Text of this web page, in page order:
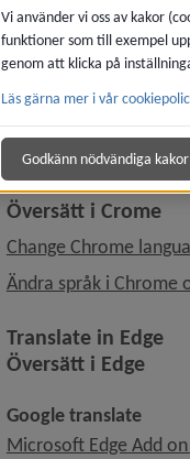
This page in Google
Instructions for
Instruktioner
Translate in Crome
Översätt i Crome
Change Chrome
Ändra språk i Chrome
Translate in Edge
Översätt i Edge
Google translate
Microsoft Edge Add
Vi använder vi oss av kakor
funktioner som till exempel
genom att klicka på
Läs gärna mer i vår
Godkänn nödvändiga kakor